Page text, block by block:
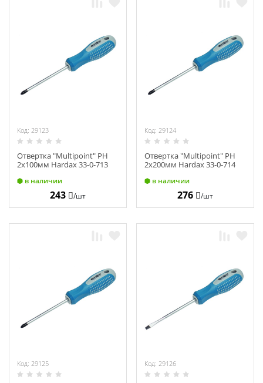
Код: 29123
Отвертка "Multipoint" PH
2х100мм Hardax 33-0-713
в наличии
243 /шт
Код: 29124
Отвертка "Multipoint" PH
2х200мм Hardax 33-0-714
в наличии
276 /шт
Код: 29125 Код: 29126